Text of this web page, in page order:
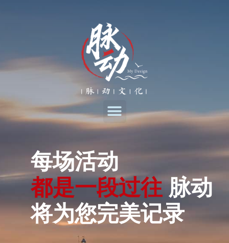
每场活动
都是一段过往 脉动
将为您完美记录